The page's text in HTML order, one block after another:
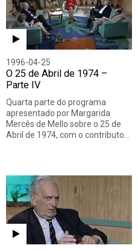
1996-04-25
O 25 de Abril de 1974 –
Parte IV
Quarta parte do programa
apresentado por Margarida
Mercês de Mello sobre o 25 de
Abril de 1974, com o contributo…